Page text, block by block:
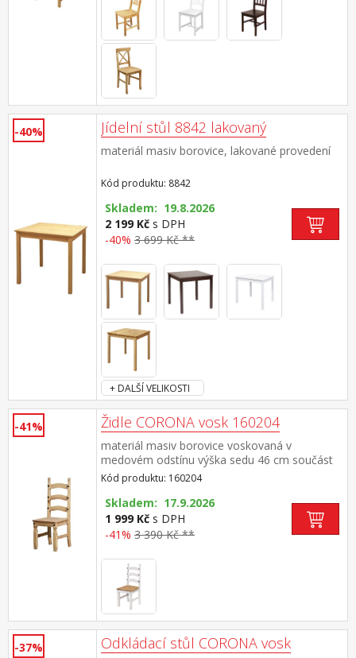
-40% Jídelní stůl 8842 lakovaný
materiál masiv borovice, lakované provedení
Kód produktu: 8842
Skladem: 19.8.2026
2 199 Kč s DPH
-40% 3 699 Kč **
+ DALŠÍ VELIKOSTI
-41% Židle CORONA vosk 160204
materiál masiv borovice voskovaná v
medovém odstínu výška sedu 46 cm součást
sestavy Corona
Kód produktu: 160204
Skladem: 17.9.2026
1 999 Kč s DPH
-41% 3 390 Kč **
-37% Odkládací stůl CORONA vosk